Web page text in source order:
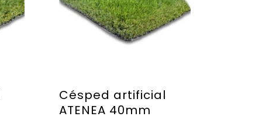
Césped artificial
ATENEA 40mm